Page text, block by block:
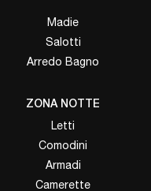
Madie
Salotti
Arredo Bagno
ZONA NOTTE
Letti
Comodini
Armadi
Camerette